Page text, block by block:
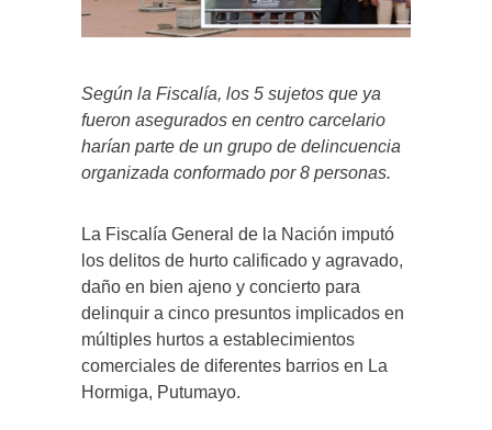
Según la Fiscalía, los 5 sujetos que ya
fueron asegurados en centro carcelario
harían parte de un grupo de delincuencia
organizada conformado por 8 personas.
La Fiscalía General de la Nación imputó
los delitos de hurto calificado y agravado,
daño en bien ajeno y concierto para
delinquir a cinco presuntos implicados en
múltiples hurtos a establecimientos
comerciales de diferentes barrios en La
Hormiga, Putumayo.